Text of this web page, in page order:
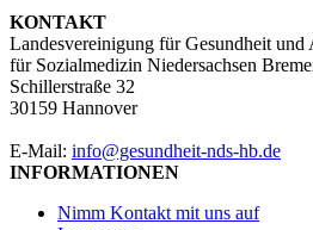
KONTAKT
Landesvereinigung für Gesundheit und
für Sozialmedizin Niedersachsen
Schillerstraße 32
30159 Hannover
E-Mail: info@gesundheit-nds-hb.de
INFORMATIONEN
Nimm Kontakt mit uns auf